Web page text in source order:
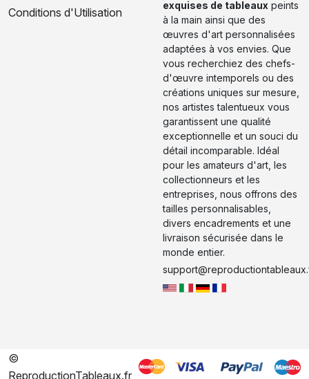
Conditions d'Utilisation
exquises de tableaux peints
à la main ainsi que des
œuvres d'art personnalisées
adaptées à vos envies. Que
vous recherchiez des chefs-
d'œuvre intemporels ou des
créations uniques sur mesure,
nos artistes talentueux vous
garantissent une qualité
exceptionnelle et un souci du
détail incomparable. Idéal
pour les amateurs d'art, les
collectionneurs et les
entreprises, nous offrons des
tailles personnalisables,
divers encadrements et une
livraison sécurisée dans le
monde entier.
©
ReproductionTableaux.fr